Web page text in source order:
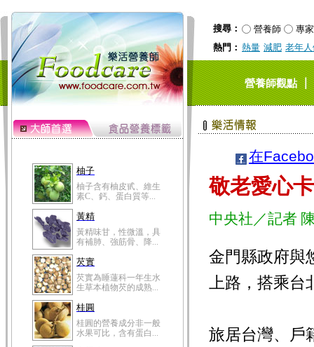
搜尋： 營養師
專家
熱門： 熱量 減肥 老年
營養師觀點｜
柚子
柚子含有柚皮甙、維生
素C、鈣、蛋白質等...
黃精
黃精味甘，性微溫，具
有補肺、強筋骨、降...
芡實
芡實為睡蓮科一年生水
生草本植物芡的成熟...
桂圓
桂圓的營養成分非一般
水果可比，含有蛋白...
在
敬老愛心
中央社／記者
金門縣政府與
上路，搭乘
旅居台灣、戶